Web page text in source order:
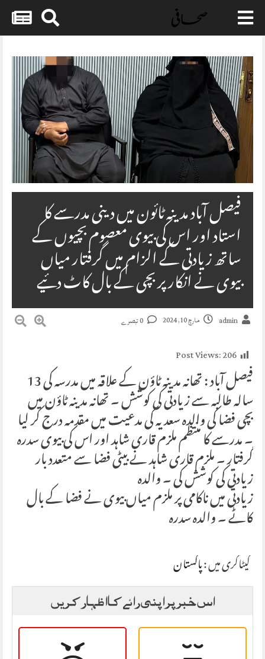
Skip
content
فیصل آباد مدینہ ٹائون میں دینی مدرسے کا
استاد اور اس کی بیوی معصوم بچیوں کے
ساتھ زیادتی کے الزام میں گرفتار میاں
بیوی نے انکار پر بچی کے بال کاٹ دئیے
admin مارچ 10, 2024
Post Views:206
فیصل آباد : تھانہ مدینہ ٹاؤن کے علاقہ میں مدرسہ کی 13
سالہ طالبہ سے زیادتی کی کوشش ۔ تھانہ مدینہ ٹاؤن میں
بچی فضا کی والدہ سعدیہ کی مدعیت میں مقدمہ درج کر لیا
۔ مدرسے کا منتظم ملزم قاری شاہد اور اس کی بیوی سدرہ
گرفتار ۔ ملزم قاری شاہد نے بیٹی فضا سے متعدد بار
زیادتی کی کوشش کی ۔ والدہ
زیادتی میں ناکامی پر ملزم میاں بیوی نے فضا کے بال
کاٹے ۔ والدہ سدرہ
کیٹاگری میں :پاکستان
اس خبر پر اپنی رائے کا اظہار کریں